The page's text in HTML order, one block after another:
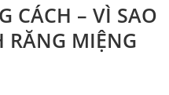
CÁCH – VÌ SAO
RĂNG MIỆNG